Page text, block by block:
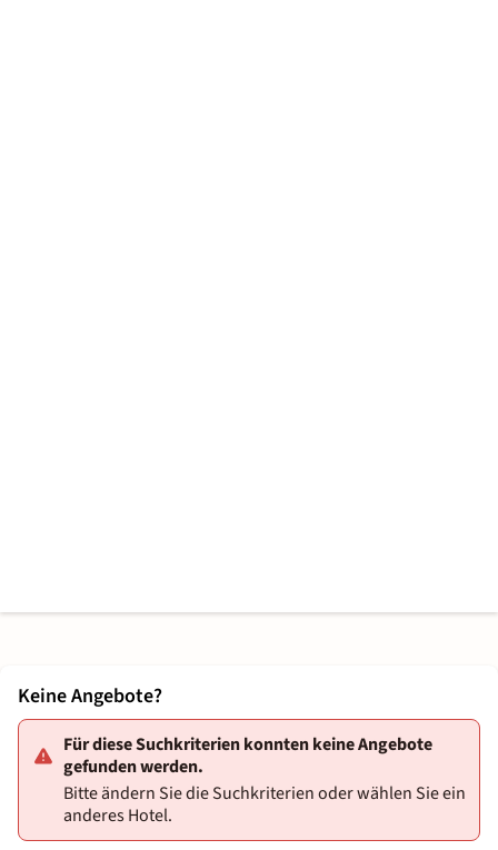
Keine Angebote?
Für diese Suchkriterien konnten keine Angebote
gefunden werden.
Bitte ändern Sie die Suchkriterien oder wählen Sie ein
anderes Hotel.